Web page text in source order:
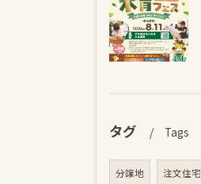
タグ Tags
分譲地 注文住宅